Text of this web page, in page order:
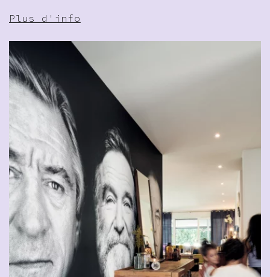
Plus d'info